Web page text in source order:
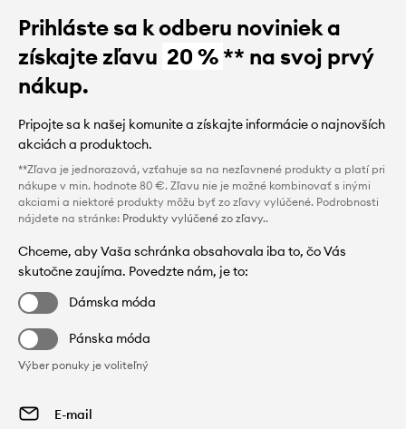
Prihláste sa k odberu noviniek a
získajte zľavu 20 %** na svoj prvý
nákup.
Pripojte sa k našej komunite a získajte informácie o najnovších
akciách a produktoch.
**Zľava je jednorazová, vzťahuje sa na nezľavnené produkty a platí pri
nákupe v min. hodnote 80 €. Zľavu nie je možné kombinovať s inými
akciami a niektoré produkty môžu byť zo zľavy vylúčené. Podrobnosti
nájdete na stránke: Produkty vylúčené zo zľavy..
Chceme, aby Vaša schránka obsahovala iba to, čo Vás
skutočne zaujíma. Povedzte nám, je to:
Dámska móda
Pánska móda
Výber ponuky je voliteľný